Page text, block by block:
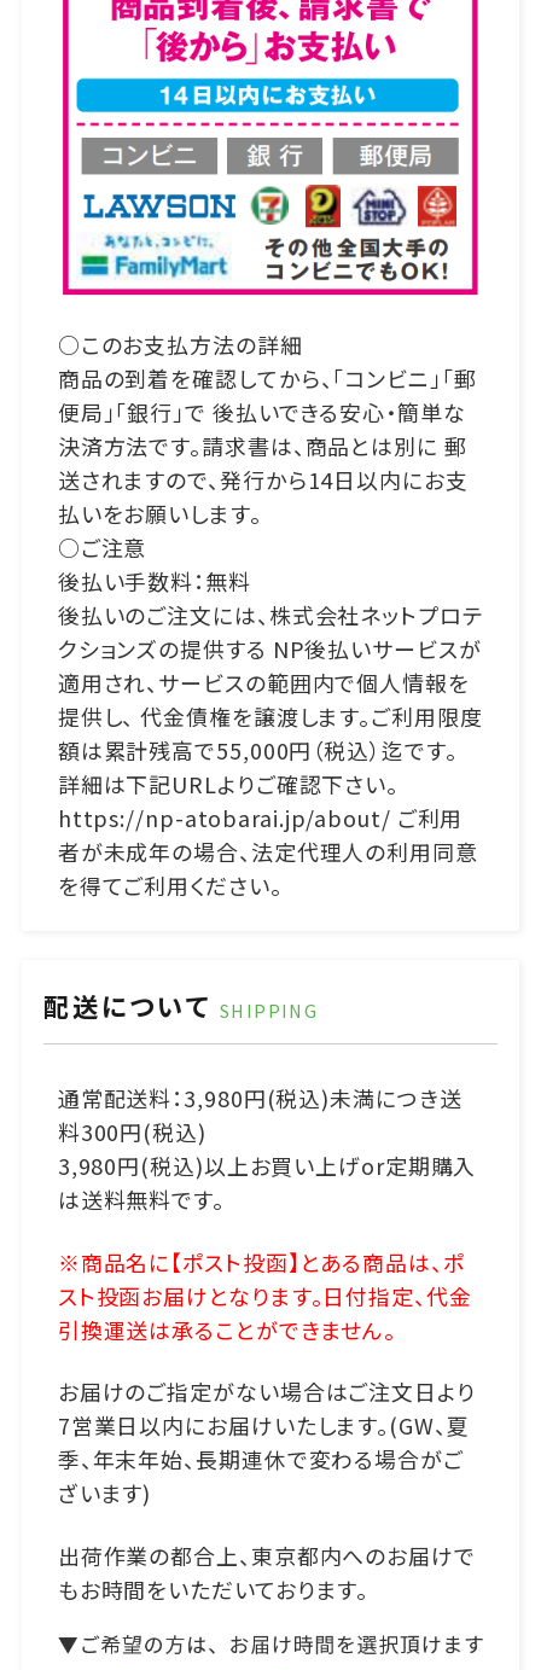
○このお支払方法の詳細
商品の到着を確認してから、「コンビニ」「郵
便局」「銀行」で 後払いできる安心・簡単な
決済方法です。請求書は、商品とは別に 郵
送されますので、発行から14日以内にお支
払いをお願いします。
○ご注意
後払い手数料：無料
後払いのご注文には、株式会社ネットプロテ
クションズの提供する NP後払いサービスが
適用され、サービスの範囲内で個人情報を
提供し、 代金債権を譲渡します。ご利用限度
額は累計残高で55,000円（税込）迄です。
詳細は下記URLよりご確認下さい。
https://np-atobarai.jp/about/ ご利用
者が未成年の場合、法定代理人の利用同意
を得てご利用ください。
配送について SHIPPING
通常配送料：3,980円(税込)未満につき送
料300円(税込)
3,980円(税込)以上お買い上げor定期購入
は送料無料です。
※商品名に【ポスト投函】とある商品は、ポ
スト投函お届けとなります。日付指定、代金
引換運送は承ることができません。
お届けのご指定がない場合はご注文日より
7営業日以内にお届けいたします。(GW、夏
季、年末年始、長期連休で変わる場合がご
ざいます)
出荷作業の都合上、東京都内へのお届けで
もお時間をいただいております。